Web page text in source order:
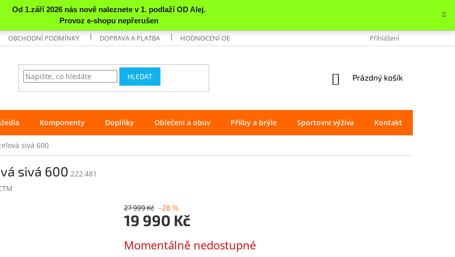
OBCHODNÍ PODMÍNKY DOPRAVA A PLATBA HODNOCENÍ OBCHODU REKLAMACE OCHRANA
Přihlášení
HLEDAT
NÁKUPNÍ
Prázdný košík
Komponenty Doplňky Oblečení a obuv Přilby a brýle Sportovní výživa Kontakt
sivá 600
sivá 600 222.481
27 999 Kč –28 %
19 990 Kč
cena:
Momentálně nedostupné